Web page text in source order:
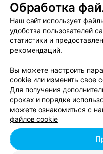
Вакансии
Публичный договор
Связаться по
Написать
Обработка
Обработка
Наш сайт использует
удобства пользователей
статистики и
рекомендаций.
Вы можете настроить
cookie или изменить свое
Для получения
сроках и порядке
можете ознакомиться с
файлов cookie